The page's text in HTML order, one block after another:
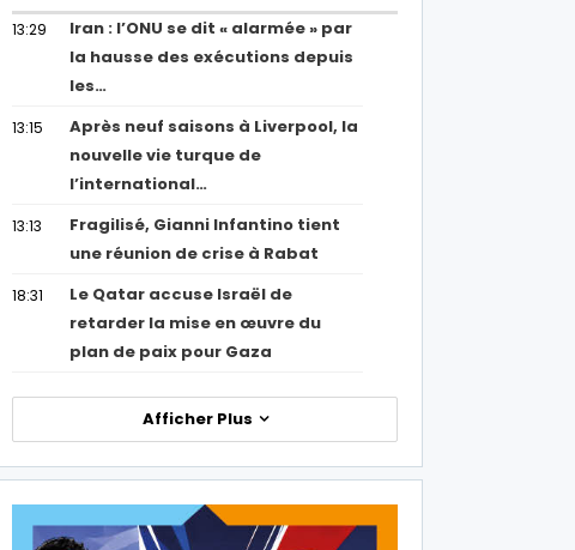
13:29
Iran : l’ONU se dit « alarmée » par
la hausse des exécutions depuis
les…
13:15
Après neuf saisons à Liverpool, la
nouvelle vie turque de
l’international…
13:13
Fragilisé, Gianni Infantino tient
une réunion de crise à Rabat
18:31
Le Qatar accuse Israël de
retarder la mise en œuvre du
plan de paix pour Gaza
Afficher Plus